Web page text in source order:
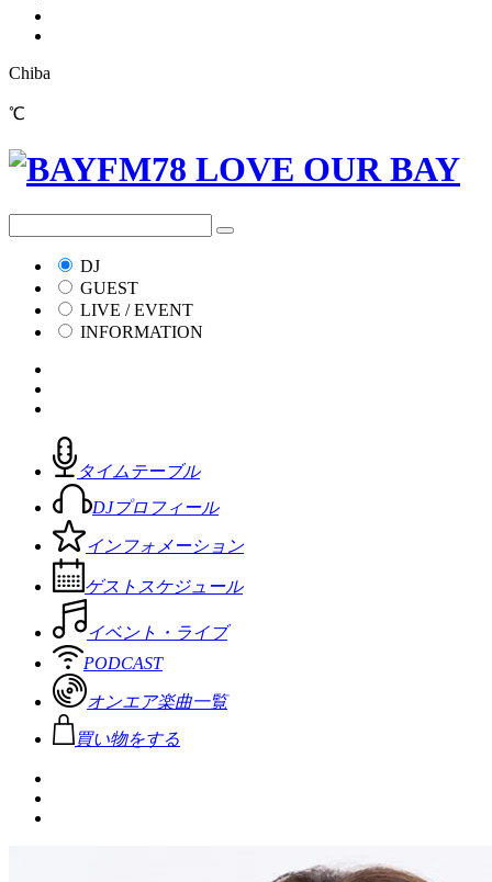
Chiba
℃
DJ
GUEST
LIVE / EVENT
INFORMATION
タイムテーブル
DJプロフィール
インフォメーション
ゲストスケジュール
イベント・ライブ
PODCAST
オンエア楽曲一覧
買い物をする